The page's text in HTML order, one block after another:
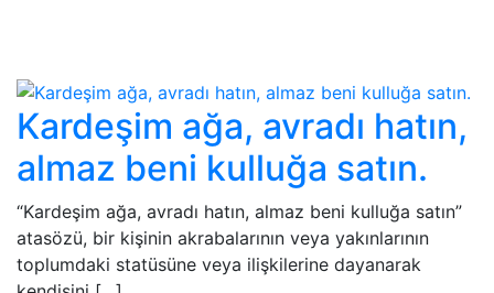
Kardeşim ağa, avradı hatın,
almaz beni kulluğa satın.
“Kardeşim ağa, avradı hatın, almaz beni kulluğa satın”
atasözü, bir kişinin akrabalarının veya yakınlarının
toplumdaki statüsüne veya ilişkilerine dayanarak